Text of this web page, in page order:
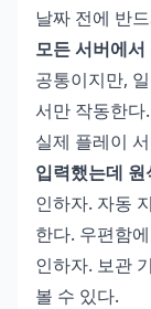
날짜 전에 반
모든 서버에
공통이지만,
서만 작동한다
실제 플레이
입력했는데
인하자. 자동
한다. 우편함
인하자. 보관
볼 수 있다.